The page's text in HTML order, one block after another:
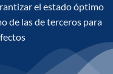
el estado óptimo
de las de terceros para